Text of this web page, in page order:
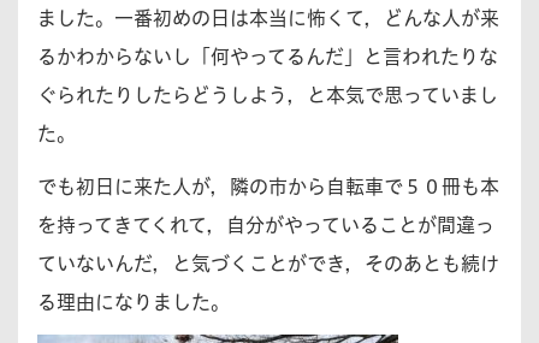
ました。一番初めの日は本当に怖くて，どんな人が来
るかわからないし「何やってるんだ」と言われたりな
ぐられたりしたらどうしよう，と本気で思っていまし
た。
でも初日に来た人が，隣の市から自転車で５０冊も本
を持ってきてくれて，自分がやっていることが間違っ
ていないんだ，と気づくことができ，そのあとも続け
る理由になりました。